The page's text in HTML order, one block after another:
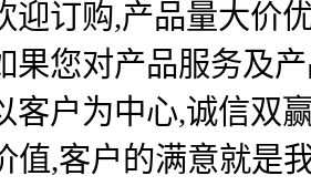
迎订购,产品量大价
果您对产品服务及
客户为中心,诚信双
值,客户的满意就是